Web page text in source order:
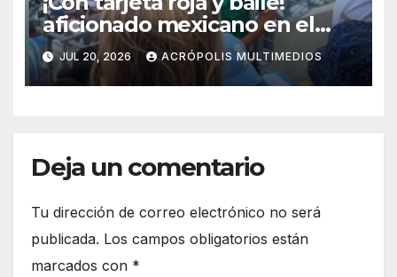
aficionado mexicano en el
mundial 2026 se viraliza
JUL 20, 2026 ACRÓPOLIS MULTIMEDIOS
Deja un comentario
Tu dirección de correo electrónico no será
publicada. Los campos obligatorios están
marcados con *